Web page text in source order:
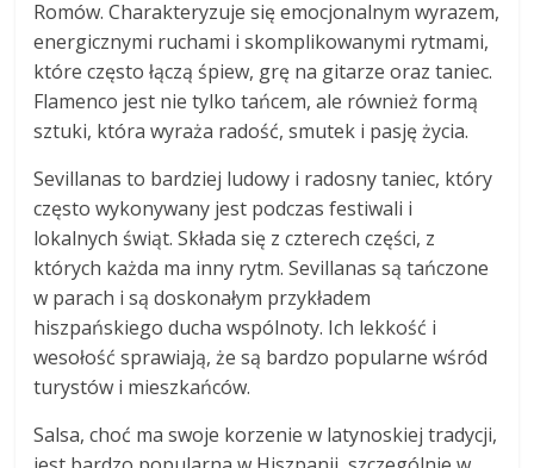
Romów. Charakteryzuje się emocjonalnym wyrazem,
energicznymi ruchami i skomplikowanymi rytmami,
które często łączą śpiew, grę na gitarze oraz taniec.
Flamenco jest nie tylko tańcem, ale również formą
sztuki, która wyraża radość, smutek i pasję życia.
Sevillanas to bardziej ludowy i radosny taniec, który
często wykonywany jest podczas festiwali i
lokalnych świąt. Składa się z czterech części, z
których każda ma inny rytm. Sevillanas są tańczone
w parach i są doskonałym przykładem
hiszpańskiego ducha wspólnoty. Ich lekkość i
wesołość sprawiają, że są bardzo popularne wśród
turystów i mieszkańców.
Salsa, choć ma swoje korzenie w latynoskiej tradycji,